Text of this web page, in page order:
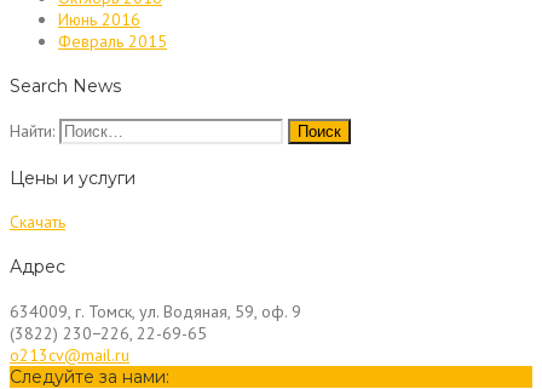
Июнь 2016
Февраль 2015
Search News
Найти:
Цены и услуги
Скачать
Адрес
634009, г. Томск, ул. Водяная, 59, оф. 9
(3822) 230−226, 22-69-65
o213cv@mail.ru
Следуйте за нами: